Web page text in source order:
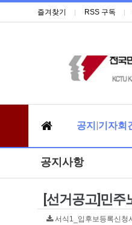
즐겨찾기 RSS 구독
공지|기자회
공지사항
[선거공고]민주
서식1_입후보등록신청